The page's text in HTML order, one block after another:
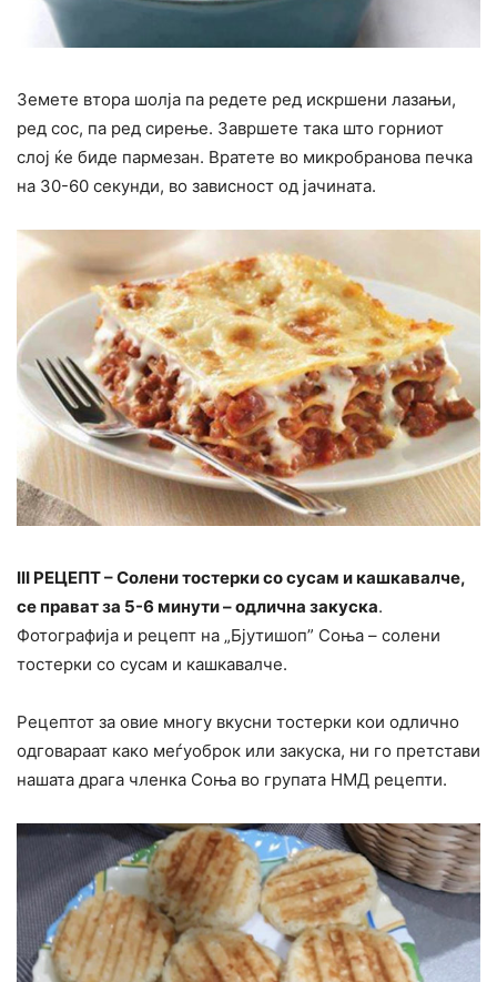
Земете втора шолја па редете ред искршени лазањи,
ред сос, па ред сирење. Завршете така што горниот
слој ќе биде пармезан. Вратете во микробранова печка
на 30-60 секунди, во зависност од јачината.
III РЕЦЕПТ – Солени тостерки со сусам и кашкавалче,
се прават за 5-6 минути – одлична закуска.
Фотографија и рецепт на „Бјутишоп” Соња – солени
тостерки со сусам и кашкавалче.
Рецептот за овие многу вкусни тостерки кои одлично
одговараат како меѓуоброк или закуска, ни го претстави
нашата драга членка Соња во групата НМД рецепти.